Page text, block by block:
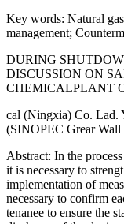
Key words: Natural
management;
DURING
DISCUSSION ON
CHEMICALPLANT
cal (Ningxia) Co. Lad.
(SINOPEC Grear Wall
Abstract: In the
it is necessary to
implementation of
necessary to confirm
tenanee to ensure the